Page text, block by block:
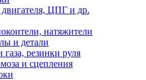
ЦПГ и др.
натяжители
и детали
газа, резинки руля
и сцепления